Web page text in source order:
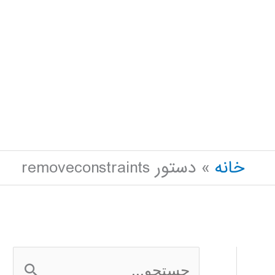
خانه
دستور removeconstraints